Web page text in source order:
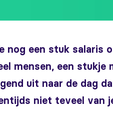
nog een stuk salaris
mensen, een stukje
uit naar de dag
niet teveel van